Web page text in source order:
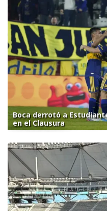
Boca derrotó a
en el Clausura